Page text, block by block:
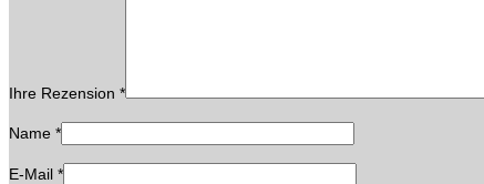
Ihre Rezension *
Name *
E-Mail *